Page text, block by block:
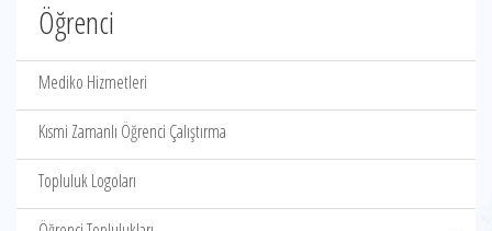
Öğrenci
Mediko Hizmetleri
Kısmi Zamanlı Öğrenci Çalıştırma
Topluluk Logoları